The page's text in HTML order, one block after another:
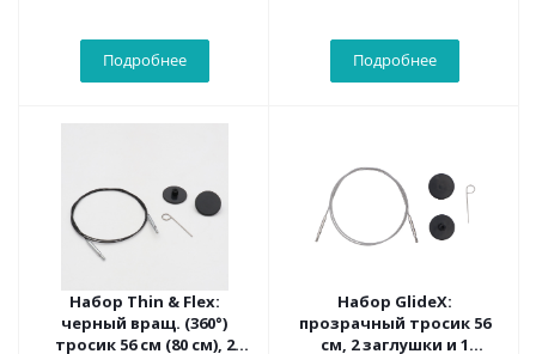
Подробнее Подробнее
Набор Thin & Flex:
черный вращ. (360°)
тросик 56 см (80 см), 2
Набор GlideX:
прозрачный тросик 56
см, 2 заглушки и 1